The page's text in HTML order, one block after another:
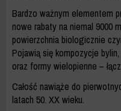
Bardzo ważnym elementem
nowe rabaty na niemal 9000
powierzchnia biologicznie
Pojawią się kompozycje
oraz formy wielopienne –
Całość nawiąże do
latach 50. XX wieku.